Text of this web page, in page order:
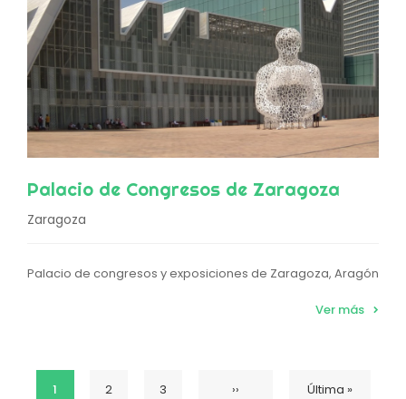
Palacio de Congresos de Zaragoza
Zaragoza
Palacio de congresos y exposiciones de Zaragoza, Aragón
Ver más
Página
1 Página
2 Página
3 Siguiente
›› Última
Última »